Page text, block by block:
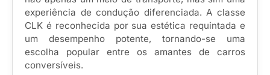
experiência de condução diferenciada. A classe
CLK é reconhecida por sua estética requintada e
um desempenho potente, tornando-se uma
escolha popular entre os amantes de carros
conversíveis.